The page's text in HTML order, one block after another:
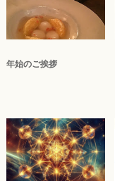
年始のご挨拶